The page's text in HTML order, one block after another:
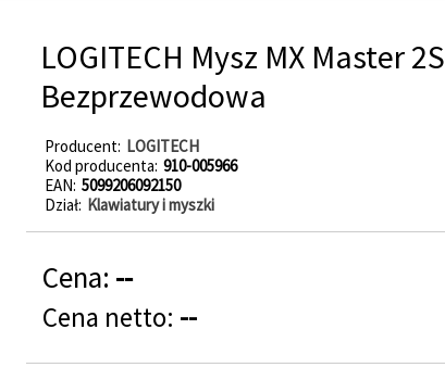
LOGITECH Mysz MX Master 2S
Bezprzewodowa
Producent LOGITECH
Kod producenta 910-005966
EAN 5099206092150
Dział Klawiatury i myszki
Cena: --
Cena netto: --